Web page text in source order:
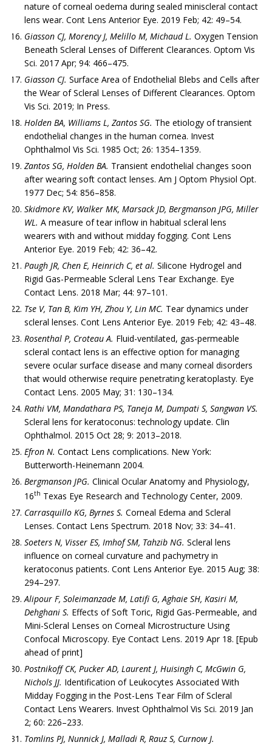
nature of corneal oedema during sealed miniscleral contact
lens wear. Cont Lens Anterior Eye. 2019 Feb; 42: 49–54.
Giasson CJ, Morency J, Melillo M, Michaud L. Oxygen Tension
Beneath Scleral Lenses of Different Clearances. Optom Vis
Sci. 2017 Apr; 94: 466–475.
Giasson CJ. Surface Area of Endothelial Blebs and Cells after
the Wear of Scleral Lenses of Different Clearances. Optom
Vis Sci. 2019; In Press.
Holden BA, Williams L, Zantos SG. The etiology of transient
endothelial changes in the human cornea. Invest
Ophthalmol Vis Sci. 1985 Oct; 26: 1354–1359.
Zantos SG, Holden BA. Transient endothelial changes soon
after wearing soft contact lenses. Am J Optom Physiol Opt.
1977 Dec; 54: 856–858.
Skidmore KV, Walker MK, Marsack JD, Bergmanson JPG, Miller
WL. A measure of tear inflow in habitual scleral lens
wearers with and without midday fogging. Cont Lens
Anterior Eye. 2019 Feb; 42: 36–42.
Paugh JR, Chen E, Heinrich C, et al. Silicone Hydrogel and
Rigid Gas-Permeable Scleral Lens Tear Exchange. Eye
Contact Lens. 2018 Mar; 44: 97–101.
Tse V, Tan B, Kim YH, Zhou Y, Lin MC. Tear dynamics under
scleral lenses. Cont Lens Anterior Eye. 2019 Feb; 42: 43–48.
Rosenthal P, Croteau A. Fluid-ventilated, gas-permeable
scleral contact lens is an effective option for managing
severe ocular surface disease and many corneal disorders
that would otherwise require penetrating keratoplasty. Eye
Contact Lens. 2005 May; 31: 130–134.
Rathi VM, Mandathara PS, Taneja M, Dumpati S, Sangwan VS.
Scleral lens for keratoconus: technology update. Clin
Ophthalmol. 2015 Oct 28; 9: 2013–2018.
Efron N. Contact Lens complications. New York:
Butterworth-Heinemann 2004.
Bergmanson JPG. Clinical Ocular Anatomy and Physiology,
16th Texas Eye Research and Technology Center, 2009.
Carrasquillo KG, Byrnes S. Corneal Edema and Scleral
Lenses. Contact Lens Spectrum. 2018 Nov; 33: 34–41.
Soeters N, Visser ES, Imhof SM, Tahzib NG. Scleral lens
influence on corneal curvature and pachymetry in
keratoconus patients. Cont Lens Anterior Eye. 2015 Aug; 38:
294–297.
Alipour F, Soleimanzade M, Latifi G, Aghaie SH, Kasiri M,
Dehghani S. Effects of Soft Toric, Rigid Gas-Permeable, and
Mini-Scleral Lenses on Corneal Microstructure Using
Confocal Microscopy. Eye Contact Lens. 2019 Apr 18. [Epub
ahead of print]
Postnikoff CK, Pucker AD, Laurent J, Huisingh C, McGwin G,
Nichols JJ. Identification of Leukocytes Associated With
Midday Fogging in the Post-Lens Tear Film of Scleral
Contact Lens Wearers. Invest Ophthalmol Vis Sci. 2019 Jan
2; 60: 226–233.
Tomlins PJ, Nunnick J, Malladi R, Rauz S, Curnow J.